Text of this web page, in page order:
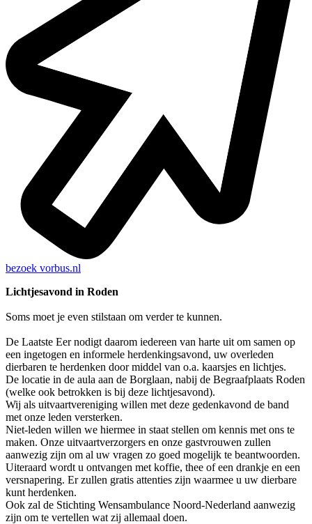
bezoek vorbus.nl
Lichtjesavond in Roden
Soms moet je even stilstaan om verder te kunnen.
De Laatste Eer nodigt daarom iedereen van harte uit om samen op
een ingetogen en informele herdenkingsavond, uw overleden
dierbaren te herdenken door middel van o.a. kaarsjes en lichtjes.
De locatie in de aula aan de Borglaan, nabij de Begraafplaats Roden
(welke ook betrokken is bij deze lichtjesavond).
Wij als uitvaartvereniging willen met deze gedenkavond de band
met onze leden versterken.
Niet-leden willen we hiermee in staat stellen om kennis met ons te
maken. Onze uitvaartverzorgers en onze gastvrouwen zullen
aanwezig zijn om al uw vragen zo goed mogelijk te beantwoorden.
Uiteraard wordt u ontvangen met koffie, thee of een drankje en een
versnapering. Er zullen gratis attenties zijn waarmee u uw dierbare
kunt herdenken.
Ook zal de Stichting Wensambulance Noord-Nederland aanwezig
zijn om te vertellen wat zij allemaal doen.